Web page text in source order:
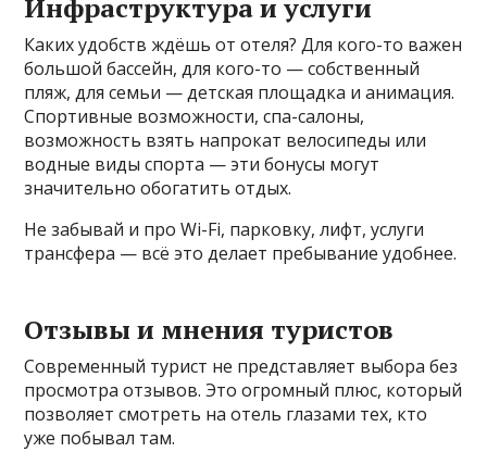
Инфраструктура и услуги
Каких удобств ждёшь от отеля? Для кого-то важен
большой бассейн, для кого-то — собственный
пляж, для семьи — детская площадка и анимация.
Спортивные возможности, спа-салоны,
возможность взять напрокат велосипеды или
водные виды спорта — эти бонусы могут
значительно обогатить отдых.
Не забывай и про Wi-Fi, парковку, лифт, услуги
трансфера — всё это делает пребывание удобнее.
Отзывы и мнения туристов
Современный турист не представляет выбора без
просмотра отзывов. Это огромный плюс, который
позволяет смотреть на отель глазами тех, кто
уже побывал там.